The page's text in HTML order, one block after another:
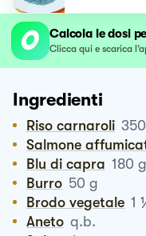
Calcola le dosi
Clicca qui e scarica
Ingredienti
Riso carnaroli 350
Salmone
Blu di capra 180 g
Burro 50 g
Brodo vegetale 1
Aneto q.b.